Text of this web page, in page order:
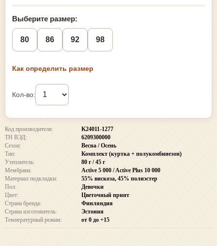
Выберите размер:
80 86 92 98
Как определить размер
Кол-во:
Код производителя:
K24011-1277
ТН ВЭД:
6209300000
Сезон:
Весна / Осень
Тип:
Комплект (куртка + полукомбинезон)
Утеплитель:
80 г / 45 г
Мембрана:
Active 5 000 / Active Plus 10 000
Материал подкладки:
55% вискоза, 45% полиэстер
Пол:
Девочки
Цвет:
Цветочный принт
Страна бренда:
Финляндия
Страна изготовитель:
Эстония
Температурный режим:
от 0 до +15